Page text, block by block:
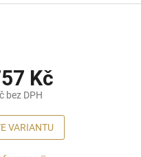
Kč
bez DPH
VARIANTU